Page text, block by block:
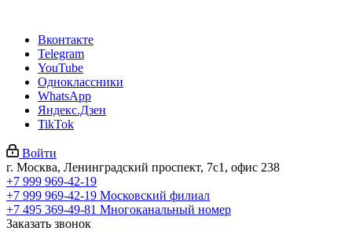
Вконтакте
Telegram
YouTube
Одноклассники
WhatsApp
Яндекс.Дзен
TikTok
Войти
г. Москва, Ленинградский проспект, 7с1, офис 238
+7 999 969-42-19
+7 999 969-42-19 Московский филиал
+7 495 369-49-81 Многоканальный номер
Заказать звонок